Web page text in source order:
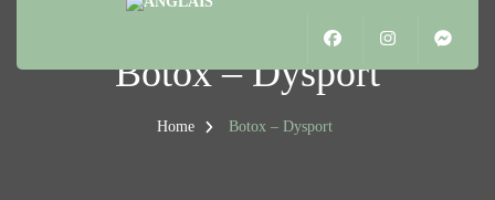
Botox – Dysport
Home Botox – Dysport